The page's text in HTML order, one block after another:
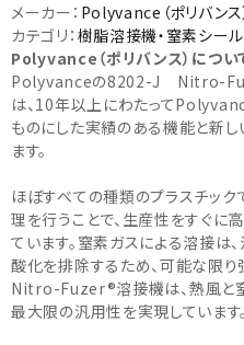
メーカー： Polyvance（ポリバンス
カテゴリ： 樹脂溶接機・窒素シー
Polyvance（ポリバンス）につい
Polyvanceの8202-J Nitro-
は、10年以上にわたって
ものにした実績のある機能と新
ます。
ほぼすべての種類のプラスチッ
理を行うことで、生産性をすぐ
ています。窒素ガスによる溶接は
酸化を排除するため、可能な限
Nitro-Fuzer®溶接機は、熱風と
最大限の汎用性を実現しています。